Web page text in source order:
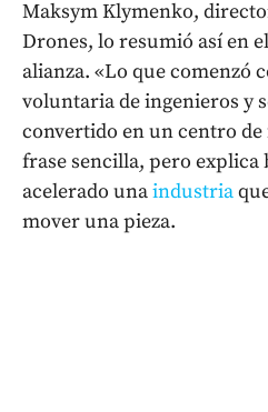
Maksym Klymenko,
Drones, lo resumió así en
alianza. «Lo que comenzó
voluntaria de ingenieros y
convertido en un centro
frase sencilla, pero explica
acelerado unaindustria
mover una pieza.